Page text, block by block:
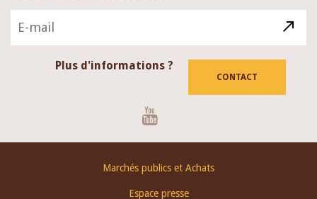
Plus d'informations ?
CONTACT
Marchés publics et Achats
Espace presse